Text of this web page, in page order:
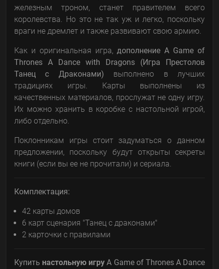
железным троном, станет правителем всего
королевства. Но это не так уж и легко, поскольку
враги не дремлет и также развивают свою армию.
Как и оригинальная игра,дополнение A Game of
Thrones A Dance with Dragons (Игра Престолов
Танец с Драконами) выполнено в лучших
традициях игры. Карты выполнены из
качественных материалов, прослужат не одну игру.
Их можно хранить в коробке с настольной игрой,
либо отдельно.
Поклонникам игры стоит задуматься о данном
предложении, поскольку будут открыты секреты
книги (если вы ее не прочитали) и сериала.
Комплектация:
42 карты домов
6 карт сценария "Танец с драконами"
2 карточки с правилами
Купить настольную игруA Game of Thrones A Dance